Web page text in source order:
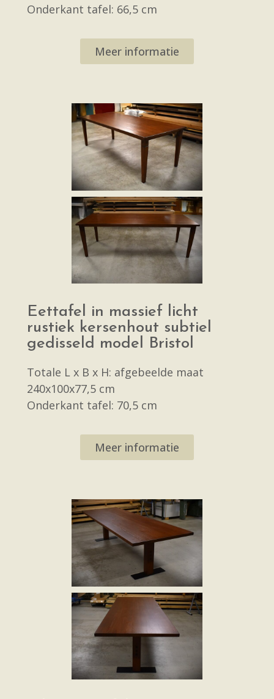
Onderkant tafel: 66,5 cm
Meer informatie
Eettafel in massief licht
rustiek kersenhout subtiel
gedisseld model Bristol
Totale L x B x H: afgebeelde maat
240x100x77,5 cm
Onderkant tafel: 70,5 cm
Meer informatie